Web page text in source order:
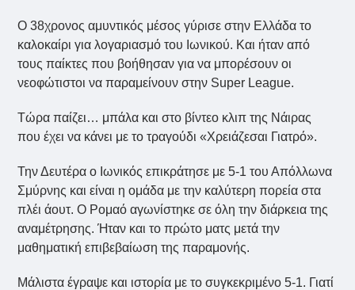
Ο 38χρονος αμυντικός μέσος γύρισε στην Ελλάδα το
καλοκαίρι για λογαριασμό του Ιωνικού. Και ήταν από
τους παίκτες που βοήθησαν για να μπορέσουν οι
νεοφώτιστοι να παραμείνουν στην Super League.
Τώρα παίζει… μπάλα και στο βίντεο κλιπ της Νάιρας
που έχει να κάνει με το τραγούδι «Χρειάζεσαι Γιατρό».
Την Δευτέρα ο Ιωνικός επικράτησε με 5-1 του Απόλλωνα
Σμύρνης και είναι η ομάδα με την καλύτερη πορεία στα
πλέι άουτ. Ο Ρομαό αγωνίστηκε σε όλη την διάρκεια της
αναμέτρησης. Ήταν και το πρώτο ματς μετά την
μαθηματική επιβεβαίωση της παραμονής.
Μάλιστα έγραψε και ιστορία με το συγκεκριμένο 5-1. Γιατί